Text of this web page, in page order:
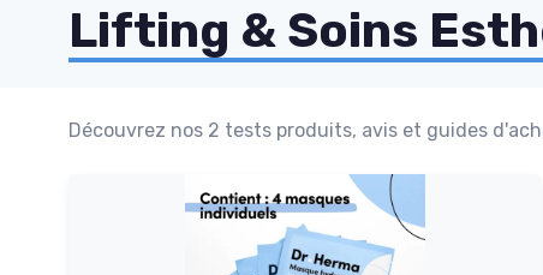
Lifting & Soins
Découvrez nos 2 tests produits, avis et guides